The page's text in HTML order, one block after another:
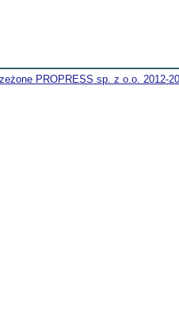
PROPRESS sp. z o.o. 2012-